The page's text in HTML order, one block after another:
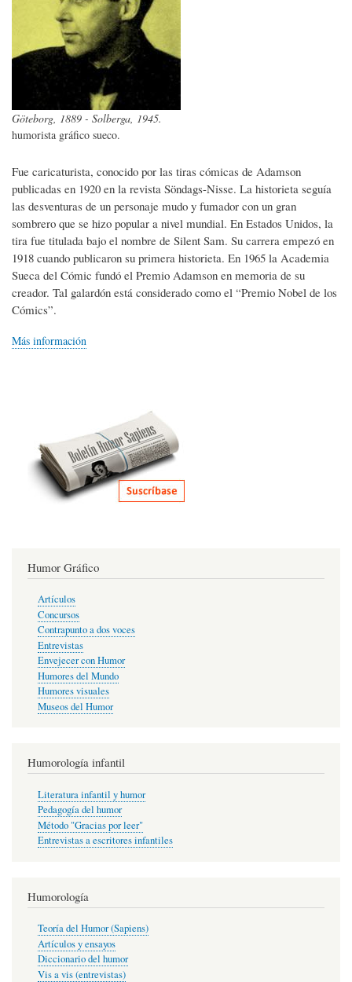
Göteborg, 1889 - Solberga, 1945.
humorista gráfico sueco.
Fue caricaturista, conocido por las tiras cómicas de Adamson
publicadas en 1920 en la revista Söndags-Nisse. La historieta seguía
las desventuras de un personaje mudo y fumador con un gran
sombrero que se hizo popular a nivel mundial. En Estados Unidos, la
tira fue titulada bajo el nombre de Silent Sam. Su carrera empezó en
1918 cuando publicaron su primera historieta. En 1965 la Academia
Sueca del Cómic fundó el Premio Adamson en memoria de su
creador. Tal galardón está considerado como el “Premio Nobel de los
Cómics”.
Más información
Humor Gráfico
Artículos
Concursos
Contrapunto a dos voces
Entrevistas
Envejecer con Humor
Humores del Mundo
Humores visuales
Museos del Humor
Humorología infantil
Literatura infantil y humor
Pedagogía del humor
Método "Gracias por leer"
Entrevistas a escritores infantiles
Humorología
Teoría del Humor (Sapiens)
Artículos y ensayos
Diccionario del humor
Vis a vis (entrevistas)